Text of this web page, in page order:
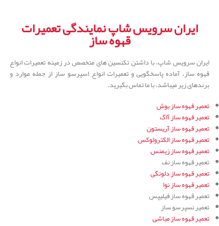
ایران سرویس شاپ نمایندگی تعمیرات
قهوه ساز
ایران سرویس شاپ، با داشتن تکنسین های متخصص در زمینه تعمیرات انواع
قهوه ساز، آماده پاسخگویی و تعمیرات انواع اسپرسو ساز از جمله موارد و
برندهای زیر میباشد. با ما تماس بگیرید.
تعمیر قهوه ساز بوش
تعمیر قهوه ساز آاگ
تعمیر قهوه ساز آریستون
تعمیر قهوه ساز الکترولوکس
تعمیر قهوه ساز زیمنس
تعمیر قهوه ساز نف
تعمیر قهوه ساز دلونگی
تعمیر قهوه ساز نوا
تعمیر قهوه ساز فیلیپس
تعمیر نسپرسو ساز
تعمیر قهوه ساز مباشی